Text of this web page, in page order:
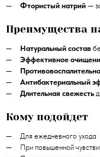
Фтористый натрий —
Преимущества
Натуральный состав
Эффективное
Антибактериальный
Длительная свежесть
Кому подойдет
Для ежедневного ухода
При повышенной